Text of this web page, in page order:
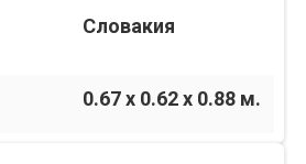
Словакия
0.67 x 0.62 x 0.88 м.